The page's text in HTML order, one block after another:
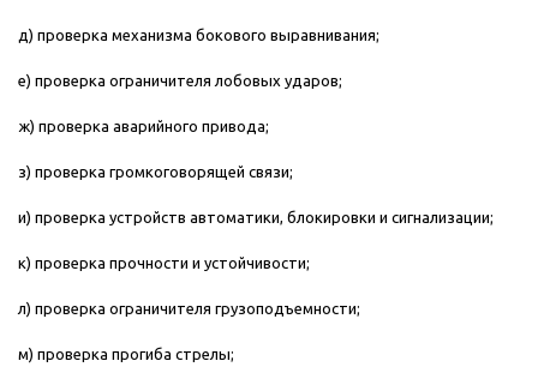
д) проверка механизма бокового выравнивания;
е) проверка ограничителя лобовых ударов;
ж) проверка аварийного привода;
з) проверка громкоговорящей связи;
и) проверка устройств автоматики, блокировки и сигнализации;
к) проверка прочности и устойчивости;
л) проверка ограничителя грузоподъемности;
м) проверка прогиба стрелы;